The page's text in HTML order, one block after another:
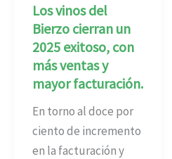
Los vinos del
Bierzo cierran un
2025 exitoso, con
más ventas y
mayor facturación.
En torno al doce por
ciento de incremento
en la facturación y